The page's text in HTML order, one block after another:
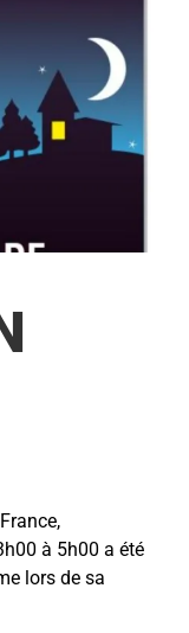
à 5h00 a été
lors de sa